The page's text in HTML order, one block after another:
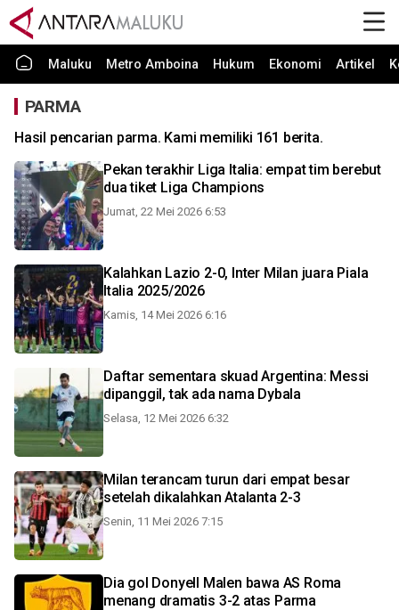
Maluku Metro Amboina Hukum Ekonomi Artikel
PARMA
Hasil pencarian parma. Kami memiliki 161 berita.
Pekan terakhir Liga Italia: empat tim berebut
dua tiket Liga Champions
Jumat, 22 Mei 2026 6:53
Kalahkan Lazio 2-0, Inter Milan juara Piala
Italia 2025/2026
Kamis, 14 Mei 2026 6:16
Daftar sementara skuad Argentina: Messi
dipanggil, tak ada nama Dybala
Selasa, 12 Mei 2026 6:32
Milan terancam turun dari empat besar
setelah dikalahkan Atalanta 2-3
Senin, 11 Mei 2026 7:15
Dia gol Donyell Malen bawa AS Roma
menang dramatis 3-2 atas Parma